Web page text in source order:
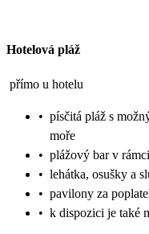
Hotelová pláž
přímo u hotelu
• písčitá pláž s
moře
• plážový bar v
• lehátka, osušky a
• pavilony za
• k dispozici je také